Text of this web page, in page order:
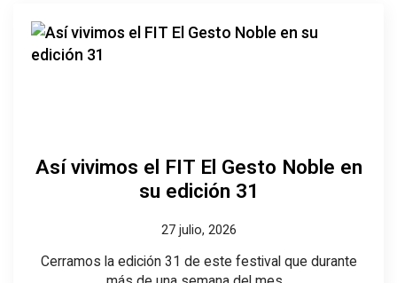
Así vivimos el FIT El Gesto Noble en
su edición 31
27 julio, 2026
Cerramos la edición 31 de este festival que durante